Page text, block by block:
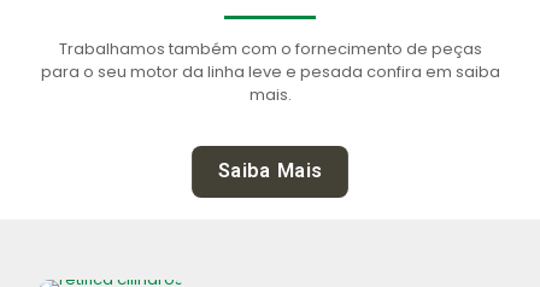
Trabalhamos também com o fornecimento de peças
para o seu motor da linha leve e pesada confira em saiba
mais.
Saiba Mais